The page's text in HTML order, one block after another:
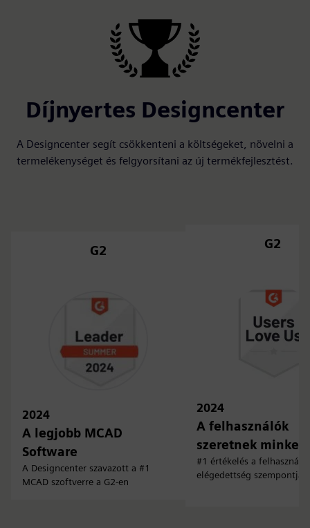
Díjnyertes Designcenter
A Designcenter segít csökkenteni a költségeket, növelni a
termelékenységet és felgyorsítani az új termékfejlesztést.
G2
2024
A legjobb MCAD
Software
A Designcenter szavazott a #1
MCAD szoftverre a G2-en
G2
2024
A felhasználók
szeretnek minket
#1 értékelés a felhasználói
elégedettség